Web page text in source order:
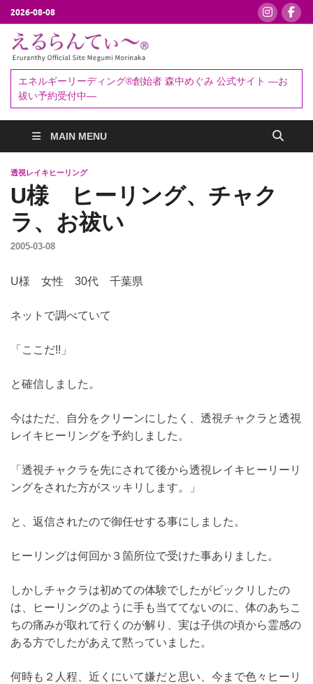
2026-08-08
ぃ～®
予約受付中
エネルギーリーディング®創始者 森中めぐみ 公式サイト ―お
祓い予約受付中―
MAIN MENU
透視レイキヒーリング
U様 ヒーリング、チャク
ラ、お祓い
2005-03-08
U様 女性 30代 千葉県
ネットで調べていて
「ここだ!!」
と確信しました。
今はただ、自分をクリーンにしたく、透視チャクラと透視
レイキヒーリングを予約しました。
「透視チャクラを先にされて後から透視レイキヒーリーリ
ングをされた方がスッキリします。」
と、返信されたので御任せする事にしました。
ヒーリングは何回か３箇所位で受けた事ありました。
しかしチャクラは初めての体験でしたがビックリしたの
は、ヒーリングのように手も当ててないのに、体のあちこ
ちの痛みが取れて行くのが解り、実は子供の頃から霊感の
ある方でしたがあえて黙っていました。
何時も２人程、近くにいて嫌だと思い、今まで色々ヒーリ